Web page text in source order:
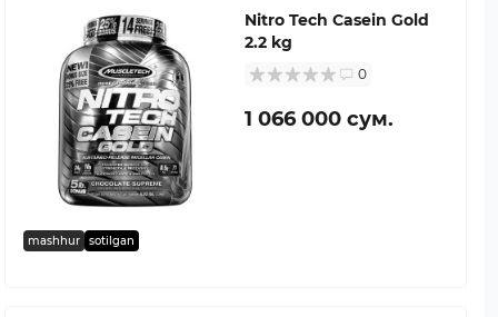
mashhur sotilgan
Nitro Tech Casein Gold
2.2 kg
0
1 066 000 сум.